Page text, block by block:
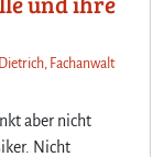
Fachanwalt
aber nicht
Nicht